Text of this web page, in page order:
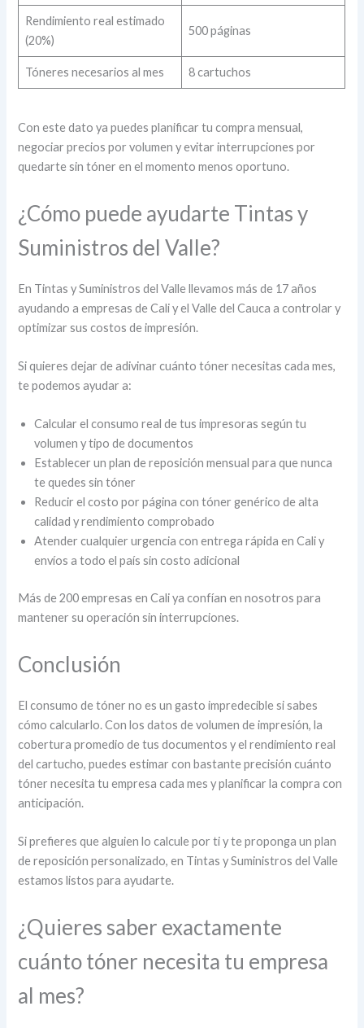
Rendimiento real estimado
(20%)
500 páginas
Tóneres necesarios al mes 8 cartuchos
Con este dato ya puedes planificar tu compra mensual,
negociar precios por volumen y evitar interrupciones por
quedarte sin tóner en el momento menos oportuno.
¿Cómo puede ayudarte Tintas y
Suministros del Valle?
En Tintas y Suministros del Valle llevamos más de 17 años
ayudando a empresas de Cali y el Valle del Cauca a controlar y
optimizar sus costos de impresión.
Si quieres dejar de adivinar cuánto tóner necesitas cada mes,
te podemos ayudar a:
Calcular el consumo real de tus impresoras según tu
volumen y tipo de documentos
Establecer un plan de reposición mensual para que nunca
te quedes sin tóner
Reducir el costo por página con tóner genérico de alta
calidad y rendimiento comprobado
Atender cualquier urgencia con entrega rápida en Cali y
envíos a todo el país sin costo adicional
Más de 200 empresas en Cali ya confían en nosotros para
mantener su operación sin interrupciones.
Conclusión
El consumo de tóner no es un gasto impredecible si sabes
cómo calcularlo. Con los datos de volumen de impresión, la
cobertura promedio de tus documentos y el rendimiento real
del cartucho, puedes estimar con bastante precisión cuánto
tóner necesita tu empresa cada mes y planificar la compra con
anticipación.
Si prefieres que alguien lo calcule por ti y te proponga un plan
de reposición personalizado, en Tintas y Suministros del Valle
estamos listos para ayudarte.
¿Quieres saber exactamente
cuánto tóner necesita tu empresa
al mes?